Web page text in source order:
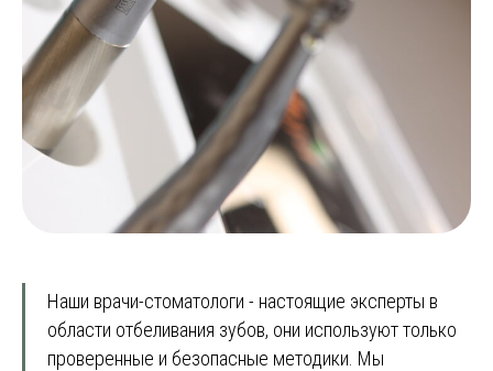
Наши врачи-стоматологи - настоящие эксперты в
области отбеливания зубов, они используют только
проверенные и безопасные методики. Мы